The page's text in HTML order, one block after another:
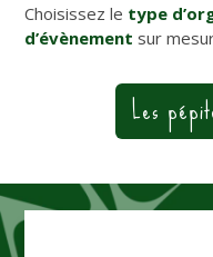
Choisissez le type
d’évènement sur
Les